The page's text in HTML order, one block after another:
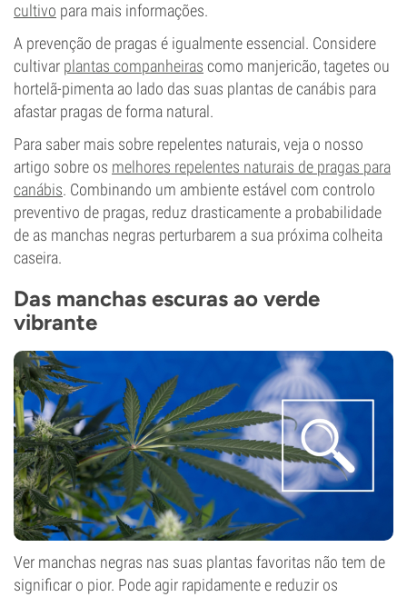
cultivo para mais informações.
A prevenção de pragas é igualmente essencial. Considere
cultivar plantas companheiras como manjericão, tagetes ou
hortelã-pimenta ao lado das suas plantas de canábis para
afastar pragas de forma natural.
Para saber mais sobre repelentes naturais, veja o nosso
artigo sobre os melhores repelentes naturais de pragas para
canábis. Combinando um ambiente estável com controlo
preventivo de pragas, reduz drasticamente a probabilidade
de as manchas negras perturbarem a sua próxima colheita
caseira.
Das manchas escuras ao verde
vibrante
Ver manchas negras nas suas plantas favoritas não tem de
significar o pior. Pode agir rapidamente e reduzir os